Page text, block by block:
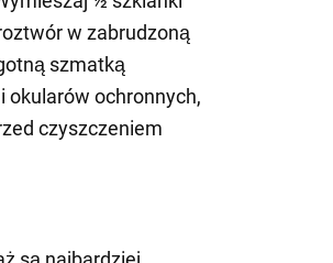
w zabrudzoną
szmatką
okularów ochronnych,
czyszczeniem